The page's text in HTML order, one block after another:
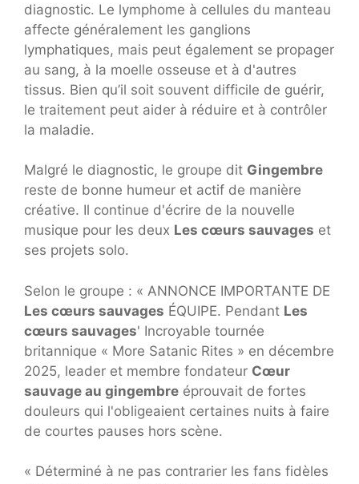
diagnostic. Le lymphome à cellules du manteau
affecte généralement les ganglions
lymphatiques, mais peut également se propager
au sang, à la moelle osseuse et à d'autres
tissus. Bien qu’il soit souvent difficile de guérir,
le traitement peut aider à réduire et à contrôler
la maladie.
Malgré le diagnostic, le groupe dit Gingembre
reste de bonne humeur et actif de manière
créative. Il continue d'écrire de la nouvelle
musique pour les deux Les cœurs sauvages et
ses projets solo.
Selon le groupe : « ANNONCE IMPORTANTE DE
Les cœurs sauvages ÉQUIPE. Pendant Les
cœurs sauvages' Incroyable tournée
britannique « More Satanic Rites » en décembre
2025, leader et membre fondateur Cœur
sauvage au gingembre éprouvait de fortes
douleurs qui l'obligeaient certaines nuits à faire
de courtes pauses hors scène.
« Déterminé à ne pas contrarier les fans fidèles